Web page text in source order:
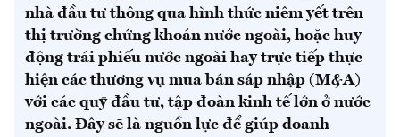
nhà đầu tư thông qua hình thức niêm yết trên
thị trường chứng khoán nước ngoài, hoặc huy
động trái phiếu nước ngoài hay trực tiếp thực
hiện các thương vụ mua bán sáp nhập (M&A)
với các quỹ đầu tư, tập đoàn kinh tế lớn ở nước
ngoài. Đây sẽ là nguồn lực để giúp doanh